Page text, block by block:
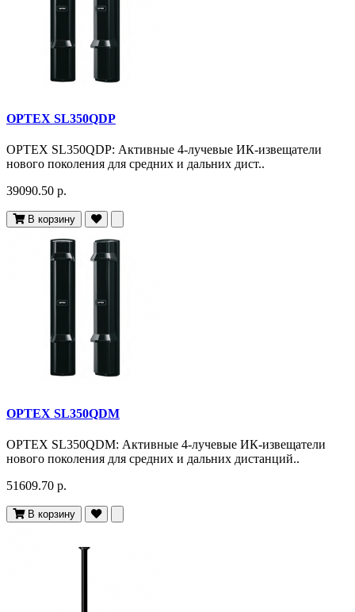
OPTEX SL350QDP
OPTEX SL350QDP: Активные 4-лучевые ИК-извещатели
нового поколения для средних и дальних дист..
39090.50 р.
В корзину
OPTEX SL350QDM
OPTEX SL350QDM: Активные 4-лучевые ИК-извещатели
нового поколения для средних и дальних дистанций..
51609.70 р.
В корзину